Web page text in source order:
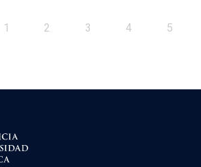
1 2 3 4 5